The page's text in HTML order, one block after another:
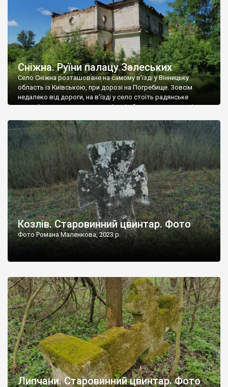
Сніжна. Руїни палацу Залеських
Село Сніжна розташоване на самому в’їзді у Вінницьку
область із Київською, при дорозі на Погребище. Зовсім
недалеко від дороги, на в’їзді у село стоїть радянське
рельєфне пано, яке показує жінку і яблуню, а трохи далі, десь
не видно, але видно дві стареньких колії у траві – […]
Козлів. Старовинний цвинтар. Фото
Фото Романа Маленкова, 2023 р.
Липчани. Старовинний цвинтар. Фото